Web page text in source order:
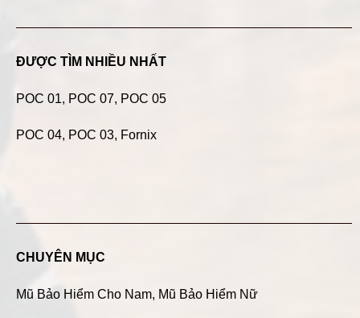
ĐƯỢC TÌM NHIỀU NHẤT
POC 01, POC 07, POC 05
POC 04, POC 03, Fornix
CHUYÊN MỤC
Mũ Bảo Hiểm Cho Nam, Mũ Bảo Hiểm Nữ